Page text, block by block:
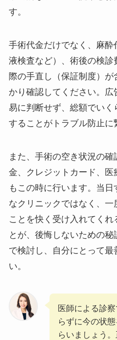
す。
手術代金だけでなく、麻酔
液検査など）、術後の検
際の手直し（保証制度）
かり確認してください。
易に判断せず、総額でいく
することがトラブル防止に
また、手術の空き状況の
金、クレジットカード、医
もこの時に行います。当日
なクリニックではなく、一
ことを快く受け入れてくれ
とが、後悔しないための秘
で検討し、自分にとって最
い。
医師による診
らずに今の状
らいましょう